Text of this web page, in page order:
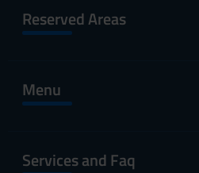
Reserved Areas
Menu
Services and Faq